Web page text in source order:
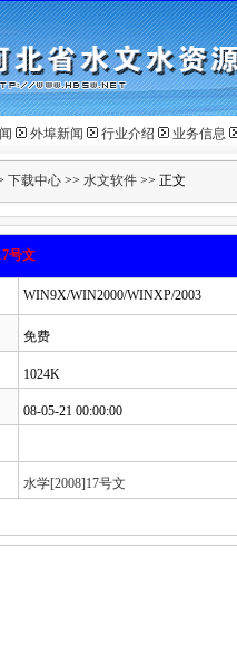
外埠新闻 行业介绍 业务信息
下载中心 >> 水文软件 >> 正文
号文
WIN9X/WIN2000/WINXP/2003
免费
1024K
08-05-21 00:00:00
水学[2008]17号文